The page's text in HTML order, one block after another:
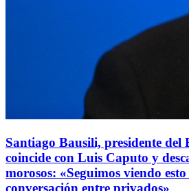
Santiago Bausili, presidente del
coincide con Luis Caputo y
morosos: «Seguimos viendo
conversación entre privados»